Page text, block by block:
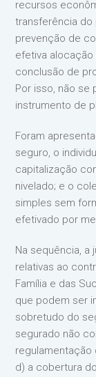
recursos
transferência do
prevenção de
efetiva
conclusão de
Por isso, não se
instrumento de
Foram
seguro, o
capitalização
nivelado; e o
simples sem
efetivado por
Na sequência, a
relativas ao
Família e das
que podem ser
sobretudo do
segurado não
regulamentação
d) a cobertura